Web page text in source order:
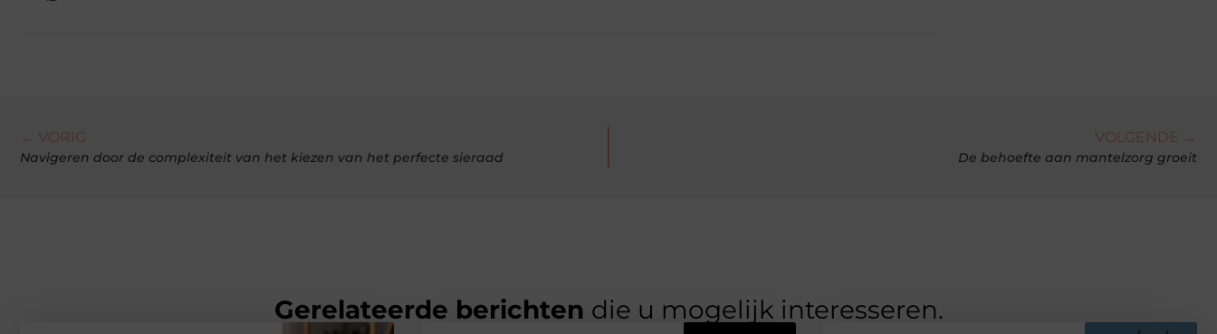
← VORIG
Navigeren door de complexiteit van het kiezen van het perfecte sieraad
VOLGENDE →
De behoefte aan mantelzorg groeit
Gerelateerde berichten die u mogelijk interesseren.